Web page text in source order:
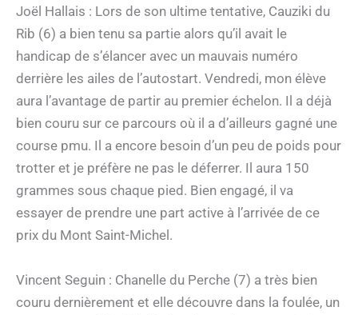
Joël Hallais : Lors de son ultime tentative, Cauziki du
Rib (6) a bien tenu sa partie alors qu’il avait le
handicap de s’élancer avec un mauvais numéro
derrière les ailes de l’autostart. Vendredi, mon élève
aura l’avantage de partir au premier échelon. Il a déjà
bien couru sur ce parcours où il a d’ailleurs gagné une
course pmu. Il a encore besoin d’un peu de poids pour
trotter et je préfère ne pas le déferrer. Il aura 150
grammes sous chaque pied. Bien engagé, il va
essayer de prendre une part active à l’arrivée de ce
prix du Mont Saint-Michel.
Vincent Seguin : Chanelle du Perche (7) a très bien
couru dernièrement et elle découvre dans la foulée, un